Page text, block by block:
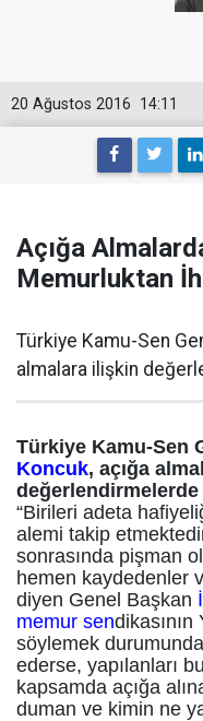
14:11
20 Ağustos 2016
Açığa
Memurluktan
Türkiye Kamu-Sen
almalara ilişkin
Türkiye Kamu-Sen
Koncuk, açığa
“Birileri adeta
alemi takip
sonrasında pişman
hemen kaydedenler
diyen Genel Başkan
memur sen
söylemek
ederse, yapılanları
kapsamda açığa
duman ve kimin ne